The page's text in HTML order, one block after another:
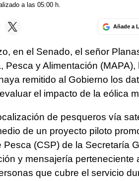
a las 05:00 h.
Añade a
en el Senado, el señor
Pesca y Alimentación
remitido al Gobierno los
el impacto de la eólica
de pesqueros vía
de un proyecto piloto
Pesca (CSP) de la Secretaría
y mensajería
que cubre el servicio